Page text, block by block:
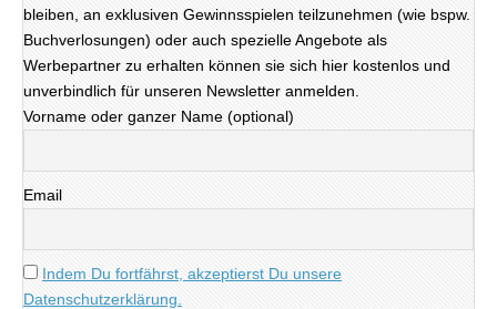
bleiben, an exklusiven Gewinnsspielen teilzunehmen (wie bspw.
Buchverlosungen) oder auch spezielle Angebote als
Werbepartner zu erhalten können sie sich hier kostenlos und
unverbindlich für unseren Newsletter anmelden.
Vorname oder ganzer Name (optional)
Email
Indem Du fortfährst, akzeptierst Du unsere
Datenschutzerklärung.